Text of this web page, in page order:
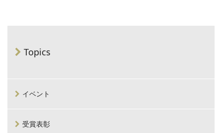
Topics
イベント
受賞表彰